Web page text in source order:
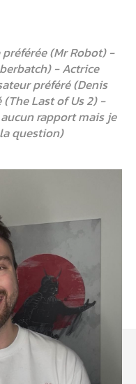
(Mr Robot) -
- Actrice
préféré (Denis
Last of Us 2) -
rapport mais je
question)